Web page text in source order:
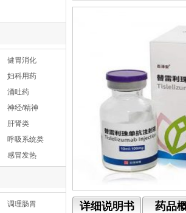
健胃消化
妇科用药
涌吐药
神经/精神
肝肾类
呼吸系统类
感冒发热
调理肠胃
详细说明书 药品